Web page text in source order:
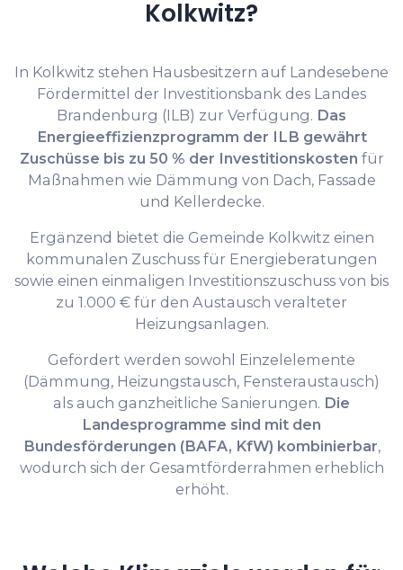
Kolkwitz?
In Kolkwitz stehen Hausbesitzern auf Landesebene
Fördermittel der Investitionsbank des Landes
Brandenburg (ILB) zur Verfügung. Das
Energieeffizienzprogramm der ILB gewährt
Zuschüsse bis zu 50 % der Investitionskosten für
Maßnahmen wie Dämmung von Dach, Fassade
und Kellerdecke.
Ergänzend bietet die Gemeinde Kolkwitz einen
kommunalen Zuschuss für Energieberatungen
sowie einen einmaligen Investitionszuschuss von bis
zu 1.000 € für den Austausch veralteter
Heizungsanlagen.
Gefördert werden sowohl Einzelelemente
(Dämmung, Heizungstausch, Fensteraustausch)
als auch ganzheitliche Sanierungen. Die
Landesprogramme sind mit den
Bundesförderungen (BAFA, KfW) kombinierbar,
wodurch sich der Gesamtförderrahmen erheblich
erhöht.